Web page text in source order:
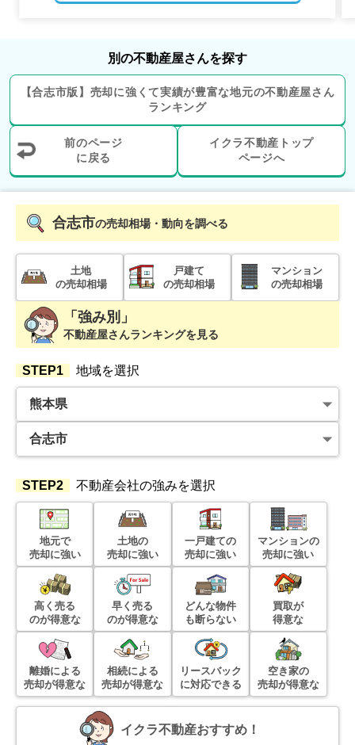
別の不動産屋さんを探す
【合志市版】 売却に強くて実績が豊富な地元の不動産屋さん
ランキング
前のページ
に戻る
イクラ不動産トップ
ページへ
合志市の売却相場・動向を調べる
土地
の売却相場
戸建て
の売却相場
マンション
の売却相場
「強み別」
不動産屋さんランキングを見る
STEP1 地域を選択
STEP2 不動産会社の強みを選択
地元で
売却に強い
土地の
売却に強い
一戸建ての
売却に強い
マンションの
売却に強い
高く売る
のが得意な
早く売る
のが得意な
どんな物件
も断らない
買取が
得意な
離婚による
売却が得意な
相続による
売却が得意な
リースバック
に対応できる
空き家の
売却が得意な
イクラ不動産おすすめ！